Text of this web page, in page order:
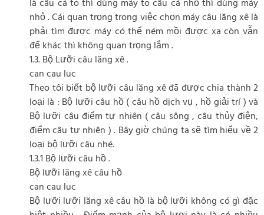
là câu cá to thì dùng máy to câu cá nhỏ thì dùng máy
nhỏ . Cái quan trọng trong việc chọn máy câu lăng xê là
phải tìm được máy có thể ném mồi được xa còn vẫn
để khác thì không quan trọng lắm .
1.3. Bộ Lưỡi câu lăng xê .
can cau luc
Theo tôi biết bộ lưỡi câu lăng xê đã được chia thành 2
loại là : Bộ lưỡi câu hồ ( câu hồ dịch vụ , hồ giải trí ) và
Bộ lưỡi câu điểm tự nhiên ( câu sông , câu thủy điện,
điểm câu tự nhiên ) . Bây giờ chúng ta sẽ tìm hiểu về 2
loại bộ lưỡi câu nhé.
1.3.1 Bộ lưỡi câu hồ .
Bộ lưỡi lăng xê câu hồ
can cau luc
Bộ lưỡi lưỡi lăng xê câu hồ là bộ lưỡi không có gì đặc